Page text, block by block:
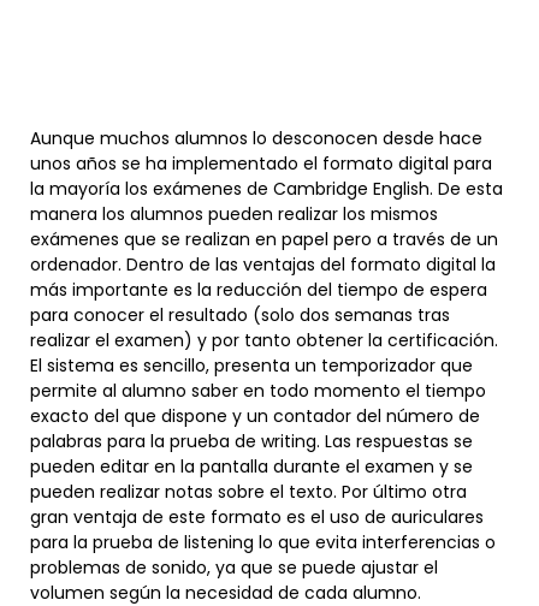
Aunque muchos alumnos lo desconocen desde hace
unos años se ha implementado el formato digital para
la mayoría los exámenes de Cambridge English. De esta
manera los alumnos pueden realizar los mismos
exámenes que se realizan en papel pero a través de un
ordenador. Dentro de las ventajas del formato digital la
más importante es la reducción del tiempo de espera
para conocer el resultado (solo dos semanas tras
realizar el examen) y por tanto obtener la certificación.
El sistema es sencillo, presenta un temporizador que
permite al alumno saber en todo momento el tiempo
exacto del que dispone y un contador del número de
palabras para la prueba de writing. Las respuestas se
pueden editar en la pantalla durante el examen y se
pueden realizar notas sobre el texto. Por último otra
gran ventaja de este formato es el uso de auriculares
para la prueba de listening lo que evita interferencias o
problemas de sonido, ya que se puede ajustar el
volumen según la necesidad de cada alumno.